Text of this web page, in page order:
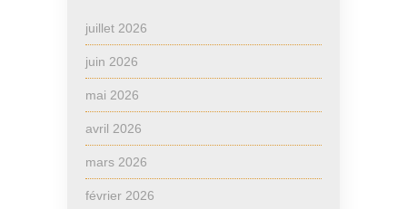
juillet 2026
juin 2026
mai 2026
avril 2026
mars 2026
février 2026